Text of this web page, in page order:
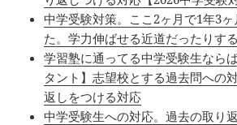
中学受験対策。ここ2ヶ月で1年3
た。学力伸ばせる近道だったりす
学習塾に通ってる中学受験生なら
タント】志望校とする過去問への
返しをつける対応
中学受験生への対応。過去の取り